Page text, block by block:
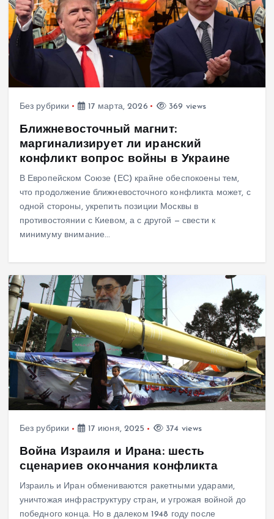
Без рубрики 17 марта, 2026 369 views
Ближневосточный магнит:
маргинализирует ли иранский
конфликт вопрос войны в Украине
В Европейском Союзе (ЕС) крайне обеспокоены тем,
что продолжение ближневосточного конфликта может, с
одной стороны, укрепить позиции Москвы в
противостоянии с Киевом, а с другой — свести к
минимуму внимание…
Без рубрики 17 июня, 2025 374 views
Война Израиля и Ирана: шесть
сценариев окончания конфликта
Израиль и Иран обмениваются ракетными ударами,
уничтожая инфраструктуру стран, и угрожая войной до
победного конца. Но в далеком 1948 году после